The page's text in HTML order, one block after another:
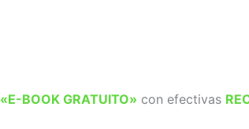
«E-BOOK GRATUITO» con efectivas